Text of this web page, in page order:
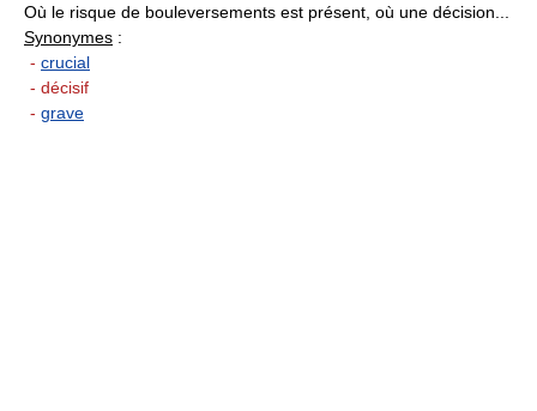
Où le risque de bouleversements est présent, où une décision...
Synonymes :
- crucial
- décisif
- grave